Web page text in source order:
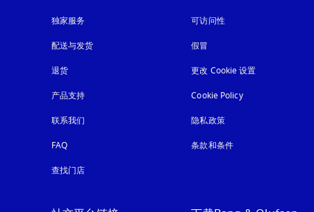
独家服务
配送与发货
退货
产品支持
联系我们
FAQ
查找门店
可访问性在新选项卡中打开
假冒
更改 Cookie 设置
Cookie Policy在新选项卡中打开
隐私政策在新选项卡中打开
条款和条件